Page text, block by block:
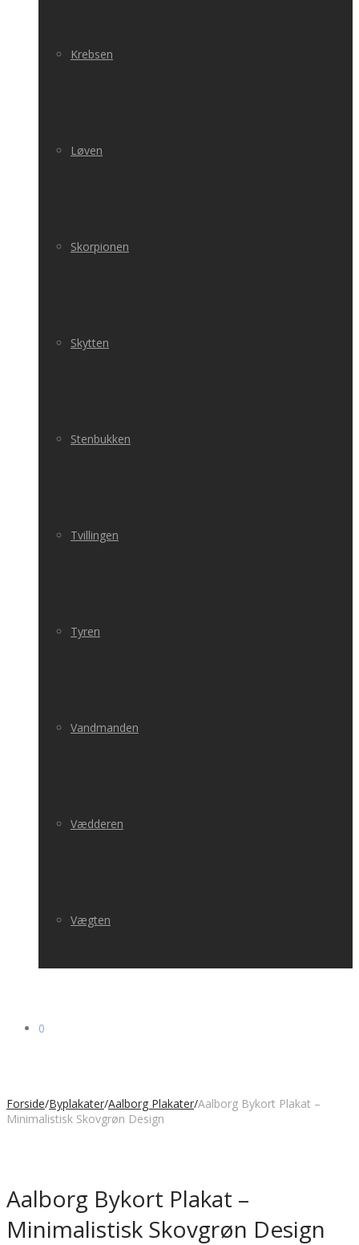
Krebsen
Løven
Skorpionen
Skytten
Stenbukken
Tvillingen
Tyren
Vandmanden
Vædderen
Vægten
0
Forside/Byplakater/Aalborg Plakater/Aalborg Bykort Plakat –
Minimalistisk Skovgrøn Design
Aalborg Bykort Plakat –
Minimalistisk Skovgrøn Design